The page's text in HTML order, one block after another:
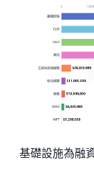
基礎設施為融